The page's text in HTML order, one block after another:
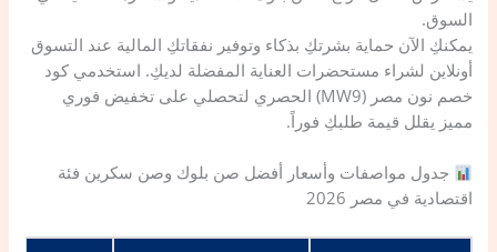
السوق.
​يمكنكِ الآن حماية بشرتكِ بذكاء وتوفير نفقاتكِ المالية عند التسوق
أونلاين لشراء مستحضرات العناية المفضلة لديكِ. استخدمي كود
خصم نون مصر (MW9) الحصري لتحصلي على تخفيض فوري
مميز يقلل قيمة طلبكِ فوراً.
جدول مواصفات وأسعار أفضل صن بلوك وصن سكرين فئة
اقتصادية في مصر 2026